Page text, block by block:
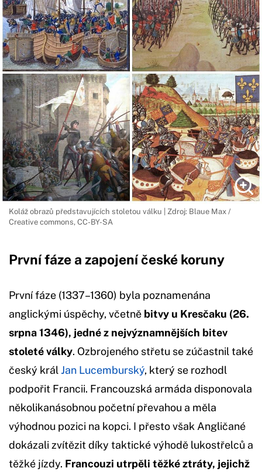
Koláž obrazů představujících stoletou válku | Zdroj: Blaue Max /
Creative commons, CC-BY-SA
První fáze a zapojení české koruny
První fáze (1337–1360) byla poznamenána
anglickými úspěchy, včetně bitvy u Kresčaku (26.
srpna 1346), jedné z nejvýznamnějších bitev
stoleté války. Ozbrojeného střetu se zúčastnil také
český král Jan Lucemburský, který se rozhodl
podpořit Francii. Francouzská armáda disponovala
několikanásobnou početní převahou a měla
výhodnou pozici na kopci. I přesto však Angličané
dokázali zvítězit díky taktické výhodě lukostřelců a
těžké jízdy. Francouzi utrpěli těžké ztráty, jejichž